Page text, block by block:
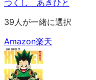
つくし あきひと
39人が一緒に選択
Amazon楽天